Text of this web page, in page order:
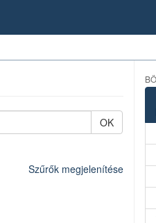
OK
Szűrők megjelenítése